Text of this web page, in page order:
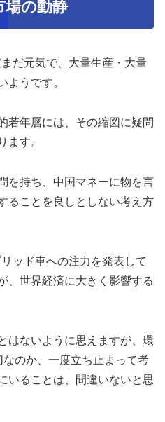
場の動静
だ元気で、大量生産・大量
ようです。
若年層には、その縮図に疑問
ます。
を持ち、中国マネーに物を言
ることを良しとしない考え方
ッド車への注力を発表して
、世界経済に大きく影響する
はないように思えますが、環
のか、一度立ち止まって考
いることは、間違いないと思